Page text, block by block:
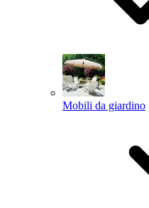
Mobili da giardino